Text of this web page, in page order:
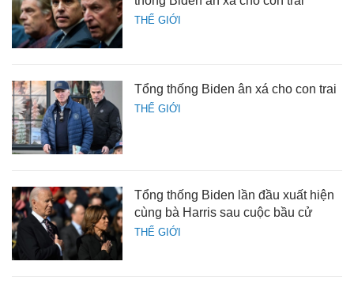
THẾ GIỚI
THẾ GIỚI
Tổng thống Biden ân xá cho con trai
THẾ GIỚI
Tổng thống Biden lần đầu xuất hiện
cùng bà Harris sau cuộc bầu cử